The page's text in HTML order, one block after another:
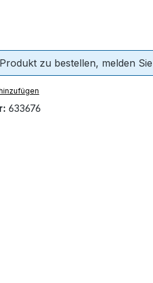
zu bestellen, melden
633676